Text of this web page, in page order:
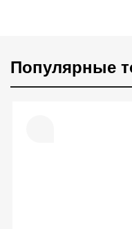
Популярные